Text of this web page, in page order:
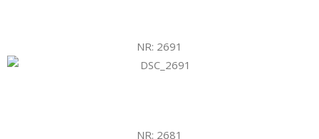
NR: 2691
NR: 2681